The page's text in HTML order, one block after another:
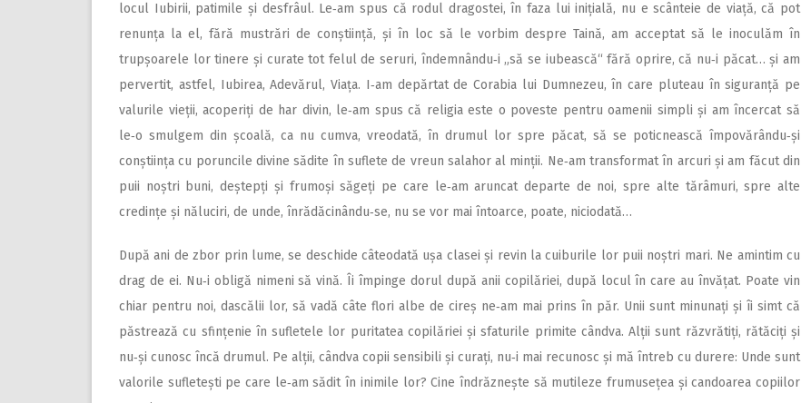
locul Iubirii, patimile și desfrâul. Le‑am spus că rodul dragostei, în faza lui inițială, nu e scânteie de viață, că pot
renunța la el, fără mustrări de conștiință, și în loc să le vorbim despre Taină, am acceptat să le inoculăm în
trupșoarele lor tinere și curate tot felul de seruri, îndemnându‑i „să se iubească“ fără oprire, că nu‑i păcat… și am
pervertit, astfel, Iubirea, Adevărul, Viața. I‑am depărtat de Corabia lui Dumnezeu, în care pluteau în siguranță pe
valurile vieții, acoperiți de har divin, le‑am spus că religia este o poveste pentru oamenii simpli și am încercat să
le‑o smulgem din școală, ca nu cumva, vreodată, în drumul lor spre păcat, să se poticnească împovărându‑și
conștiința cu poruncile divine sădite în suflete de vreun salahor al minții. Ne‑am transformat în arcuri și am făcut din
puii noștri buni, deștepți și frumoși săgeți pe care le‑am aruncat departe de noi, spre alte tărâmuri, spre alte
credințe și năluciri, de unde, înrădăcinându‑se, nu se vor mai întoarce, poate, niciodată…
După ani de zbor prin lume, se deschide câteodată ușa clasei și revin la cuiburile lor puii noștri mari. Ne amintim cu
drag de ei. Nu‑i obligă nimeni să vină. Îi împinge dorul după anii copilăriei, după locul în care au învățat. Poate vin
chiar pentru noi, dascălii lor, să vadă câte flori albe de cireș ne‑am mai prins în păr. Unii sunt minunați și îi simt că
păstrează cu sfințenie în sufletele lor puritatea copilăriei și sfaturile primite cândva. Alții sunt răzvrătiți, rătăciți și
nu‑și cunosc încă drumul. Pe alții, cândva copii sensibili și curați, nu‑i mai recunosc și mă întreb cu durere: Unde sunt
valorile sufletești pe care le‑am sădit în inimile lor? Cine îndrăznește să mutileze frumusețea și candoarea copiilor